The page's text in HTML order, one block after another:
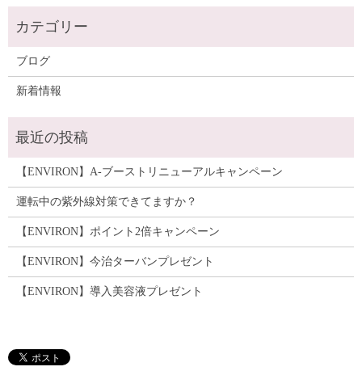
ブログ
新着情報
【ENVIRON】A-ブーストリニューアルキャンペーン
運転中の紫外線対策できてますか？
【ENVIRON】ポイント2倍キャンペーン
【ENVIRON】今治ターバンプレゼント
【ENVIRON】導入美容液プレゼント